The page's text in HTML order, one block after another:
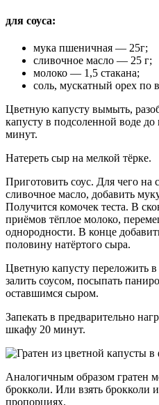
для соуса:
мука пшеничная — 25г;
сливочное масло — 25 г;
молоко — 1,5 стакана;
соль, мускатный орех по
Цветную капусту вымыть,
капусту в подсоленной воде
минут.
Натереть сыр на мелкой тёрке.
Приготовить соус. Для чего на
сливочное масло, добавить
Получится комочек теста. В
приёмов тёплое молоко,
однородности. В конце
половину натёртого сыра.
Цветную капусту переложить
залить соусом, посыпать
оставшимся сыром.
Запекать в предварительно
шкафу 20 минут.
Аналогичным образом гратен
брокколи. Или взять брокколи
пропорциях.